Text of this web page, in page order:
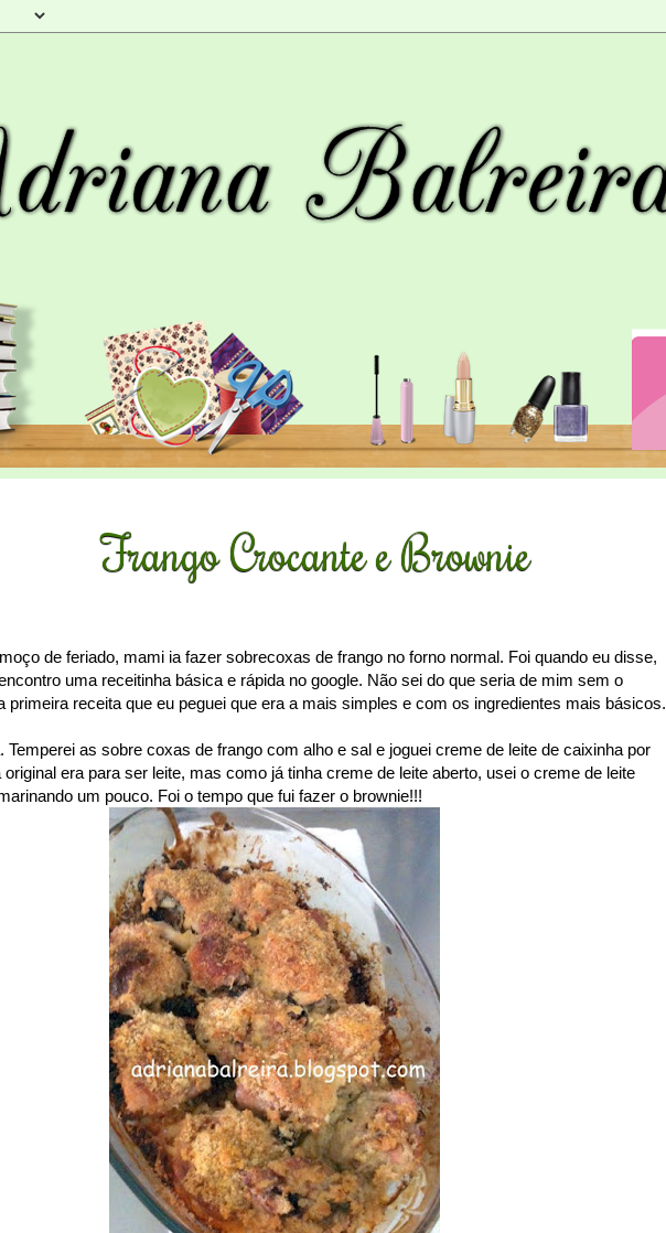
Frango Crocante e Brownie
de feriado, mami ia fazer sobrecoxas de frango no forno normal. Foi quando eu disse,
uma receitinha básica e rápida no google. Não sei do que seria de mim sem o
primeira receita que eu peguei que era a mais simples e com os ingredientes mais básicos.
Temperei as sobre coxas de frango com alho e sal e joguei creme de leite de caixinha por
era para ser leite, mas como já tinha creme de leite aberto, usei o creme de leite
um pouco. Foi o tempo que fui fazer o brownie!!!